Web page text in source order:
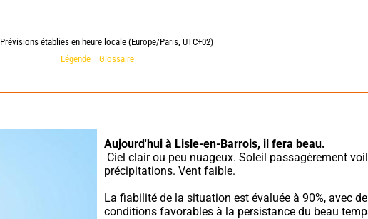
Prévisions établies en heure locale (Europe/Paris, UTC+02)
Légende
Glossaire
Aujourd'hui à Lisle-en-Barrois, il fera beau.
précipitations. Vent faible.
La fiabilité de la situation est évaluée à 90%, avec
conditions favorables à la persistance du beau